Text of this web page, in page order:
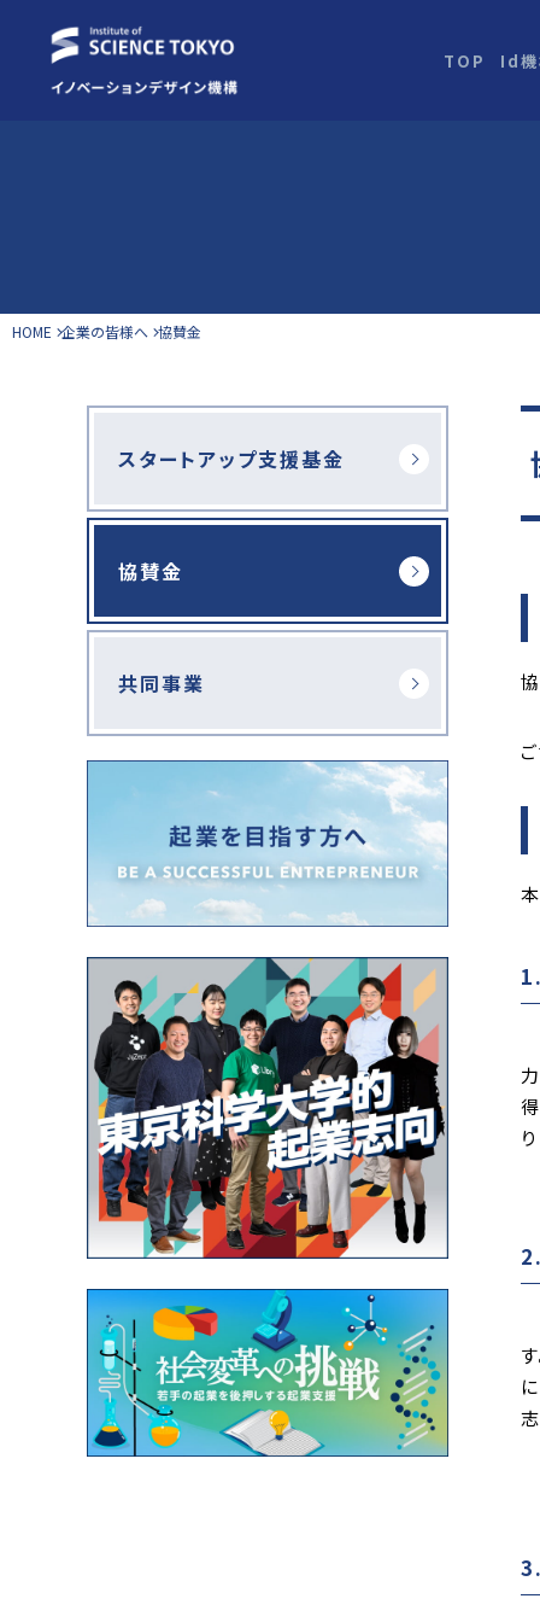
TOP Id機
HOME 企業の皆様へ 協賛金
スタートアップ支援基金
協賛金
共同事業